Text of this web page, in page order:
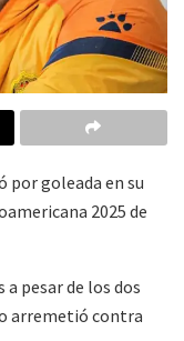
por goleada en su
2025 de
pesar de los dos
arremetió contra